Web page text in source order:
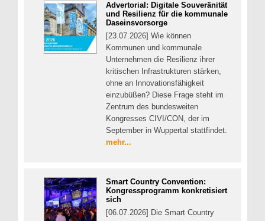
Advertorial: Digitale Souveränität
und Resilienz für die kommunale
Daseinsvorsorge
[23.07.2026] Wie können
Kommunen und kommunale
Unternehmen die Resilienz ihrer
kritischen Infrastrukturen stärken,
ohne an Innovationsfähigkeit
einzubüßen? Diese Frage steht im
Zentrum des bundesweiten
Kongresses CIVI/CON, der im
September in Wuppertal stattfindet.
mehr...
Smart Country Convention:
Kongressprogramm konkretisiert
sich
[06.07.2026] Die Smart Country